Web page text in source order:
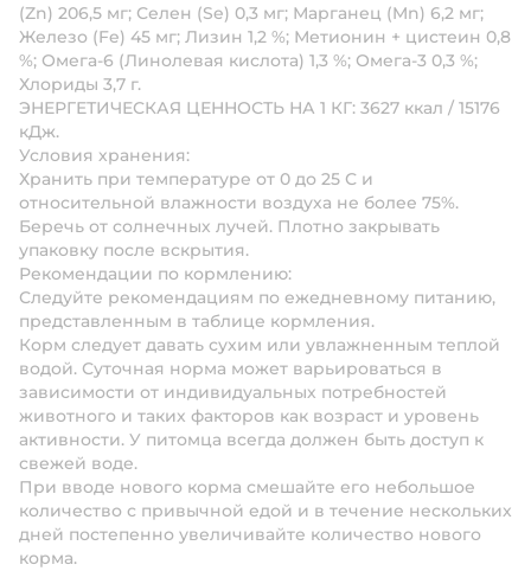
(Zn) 206,5 мг; Селен (Se) 0,3 мг; Марганец (Mn) 6,2 мг;
Железо (Fe) 45 мг; Лизин 1,2 %; Метионин + цистеин 0,8
%; Омега-6 (Линолевая кислота) 1,3 %; Омега-3 0,3 %;
Хлориды 3,7 г.
ЭНЕРГЕТИЧЕСКАЯ ЦЕННОСТЬ НА 1 КГ: 3627 ккал / 15176
кДж.
Условия хранения:
Хранить при температуре от 0 до 25 С и
относительной влажности воздуха не более 75%.
Беречь от солнечных лучей. Плотно закрывать
упаковку после вскрытия.
Рекомендации по кормлению:
Следуйте рекомендациям по ежедневному питанию,
представленным в таблице кормления.
Корм следует давать сухим или увлажненным теплой
водой. Суточная норма может варьироваться в
зависимости от индивидуальных потребностей
животного и таких факторов как возраст и уровень
активности. У питомца всегда должен быть доступ к
свежей воде.
При вводе нового корма смешайте его небольшое
количество с привычной едой и в течение нескольких
дней постепенно увеличивайте количество нового
корма.